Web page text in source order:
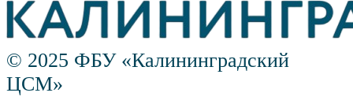
© 2025 ФБУ «Калининградский
ЦСМ»